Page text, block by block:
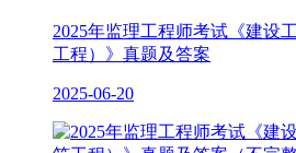
2025年监理工程师考试《建设
工程）》真题及答案
2025-06-20